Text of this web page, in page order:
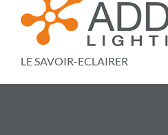
LE SAVOIR-ECLAIRER